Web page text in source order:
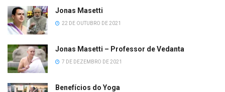
Jonas Masetti
22 DE OUTUBRO DE 2021
Jonas Masetti – Professor de Vedanta
7 DE DEZEMBRO DE 2021
Benefícios do Yoga